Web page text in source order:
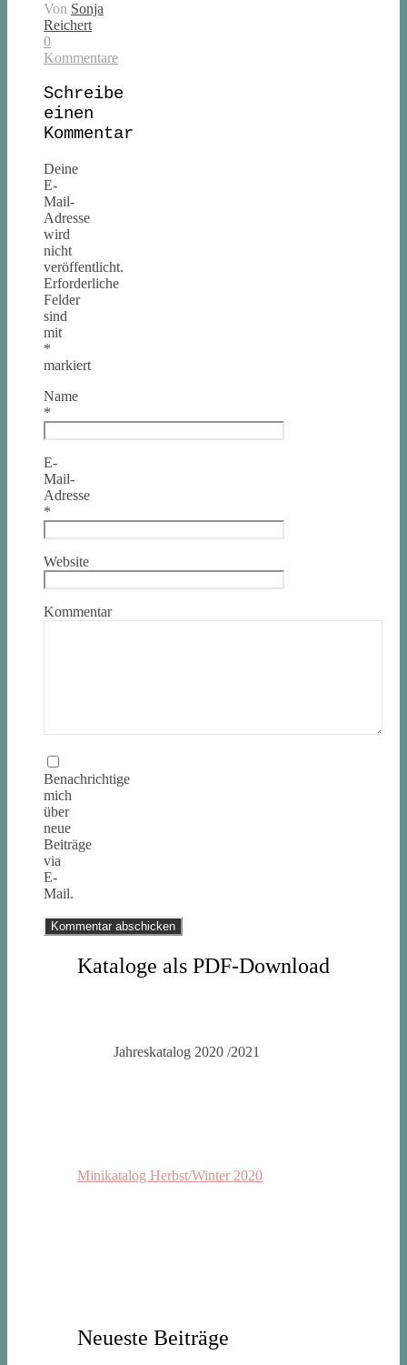
Von Sonja
Reichert
0
Kommentare
Schreibe
einen
Kommentar
Deine
E-
Mail-
Adresse
wird
nicht
veröffentlicht.
Erforderliche
Felder
sind
mit
*
markiert
Name
*
E-
Mail-
Adresse
*
Website
Kommentar
Benachrichtige
mich
über
neue
Beiträge
via
E-
Mail.
Kataloge als PDF-Download
Jahreskatalog 2020 /2021
Minikatalog Herbst/Winter 2020
Neueste Beiträge